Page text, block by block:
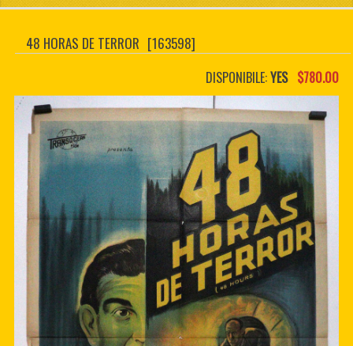
IL MIO CONTO
CONTATTO
CUSTOM PDF
48 HORAS DE TERROR [163598]
DISPONIBILE:YES $780.00